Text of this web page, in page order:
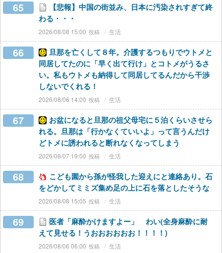
65
【悲報】中国の街並み、日本に汚染されすぎて終
わる・・・
2026/08/08 15:00 生活
66
旦那を亡くして８年。介護するつもりでウトメと
同居してたのに「早く出て行け」とコトメがうるさ
い。私もウトメも納得して同居してるんだから干渉
しないでくれる！
2026/08/06 14:00 生活
67
お盆になると旦那の祖父母宅に５泊くらいさせら
れる。旦那は「行かなくていいよ」って言うんだけ
どトメに誘われると断れなくなってしまう
2026/08/07 19:00 生活
68
こども園から孫が怪我した迎えにと連絡あり。石
をどかしてミミズ集め足の上に石を落としたそうな
2026/08/08 15:05 生活
69
医者「麻酔かけますよー」 わい(全身麻酔に耐
えて見せる！うおおおおおお！！！！)
2026/08/06 06:00 生活